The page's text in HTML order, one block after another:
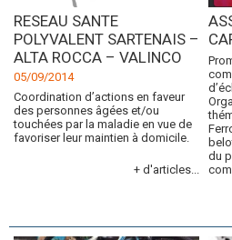
RESEAU SANTE
POLYVALENT SARTENAIS –
ALTA ROCCA – VALINCO
05/09/2014
Coordination d’actions en faveur
des personnes âgées et/ou
touchées par la maladie en vue de
favoriser leur maintien à domicile.
+ d'articles...
du